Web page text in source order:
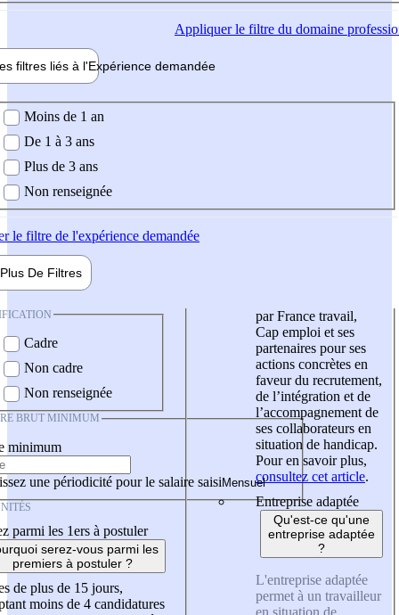
Appliquerle filtre du domaine
filtres liés à l'Expérience demandée
demandée
Moins de 1 an
De 1 à 3 ans
Plus de 3 ans
Non renseignée
le filtre de l'expérience demandée
Plus De Filtres
Cadre
Non cadre
Non renseignée
BRUT MINIMUM
minimum
une périodicité pour le salaire saisi
parmi les 1ers à postuler
serez-vous parmi les
premiers à postuler ?
de plus de 15 jours,
moins de 4 candidatures
par France travail,
Cap emploi et ses
partenaires pour ses
actions concrètes en
faveur du recrutement,
de l’intégration et de
l’accompagnement de
ses collaborateurs en
situation de handicap.
Pour en savoir plus,
consultez cet article.
Entreprise adaptée
Qu'est-ce qu'une
entreprise adaptée
?
L'entreprise adaptée
permet à un travailleur
en situation de